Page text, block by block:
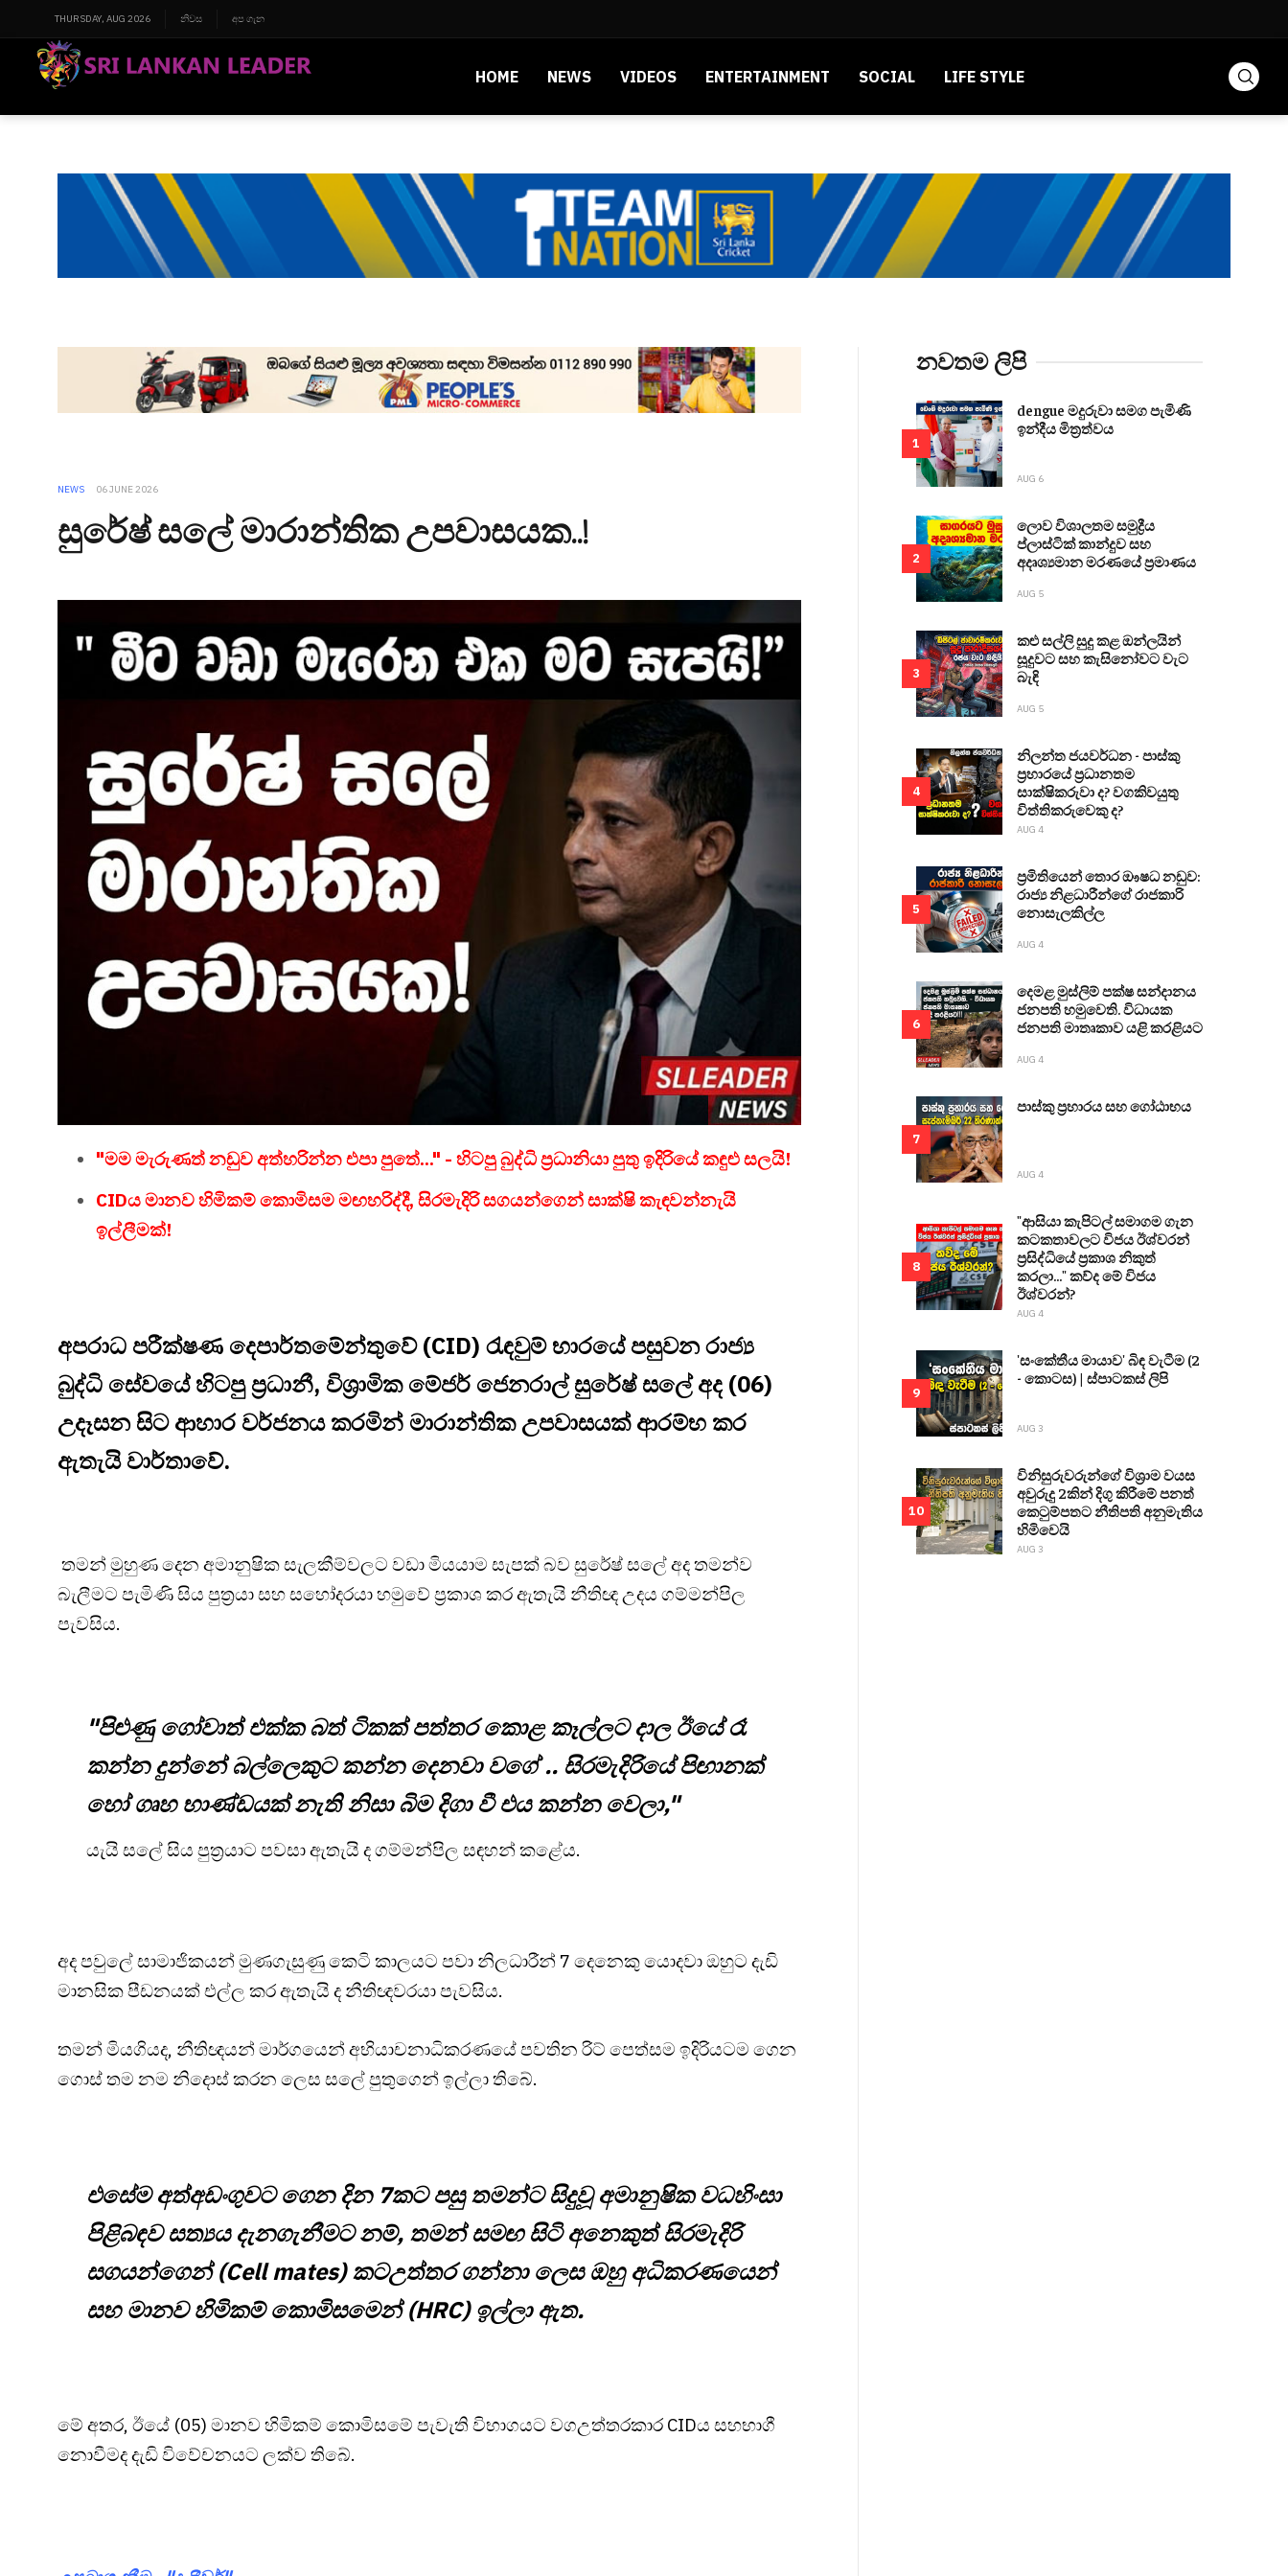
THURSDAY, AUG 2026 නිවස අප ගැන
HOME NEWS VIDEOS ENTERTAINMENT SOCIAL LIFE STYLE
NEWS 06 JUNE 2026
සුරේෂ් සලේ මාරාන්තික උපවාසයක..!
"මම මැරුණත් නඩුව අත්හරින්න එපා පුතේ..." - හිටපු බුද්ධි ප්‍රධානියා පුතු ඉදිරියේ කඳුළු සලයි!
CIDය මානව හිමිකම් කොමිසම මඟහරිද්දී, සිරමැදිරි සගයන්ගෙන් සාක්ෂි කැඳවන්නැයි
ඉල්ලීමක්!
අපරාධ පරීක්ෂණ දෙපාර්තමේන්තුවේ (CID) රැඳවුම් භාරයේ පසුවන රාජ්‍ය
බුද්ධි සේවයේ හිටපු ප්‍රධානී, විශ්‍රාමික මේජර් ජෙනරාල් සුරේෂ් සලේ අද (06)
උදෑසන සිට ආහාර වර්ජනය කරමින් මාරාන්තික උපවාසයක් ආරම්භ කර
ඇතැයි වාර්තාවේ.
තමන් මුහුණ දෙන අමානුෂික සැලකීම්වලට වඩා මියයාම සැපක් බව සුරේෂ් සලේ අද තමන්ව
බැලීමට පැමිණි සිය පුත්‍රයා සහ සහෝදරයා හමුවේ ප්‍රකාශ කර ඇතැයි නීතිඥ උදය ගම්මන්පිල
පැවසිය.
"පිළුණු ගෝවාත් එක්ක බත් ටිකක් පත්තර කොළ කෑල්ලට දාල ඊයේ රෑ
කන්න දුන්නේ බල්ලෙකුට කන්න දෙනවා වගේ .. සිරමැදිරියේ පිඟානක්
හෝ ගෘහ භාණ්ඩයක් නැති නිසා බිම දිගා වී එය කන්න වෙලා,"
යැයි සලේ සිය පුත්‍රයාට පවසා ඇතැයි ද ගම්මන්පිල සඳහන් කළේය.
අද පවුලේ සාමාජිකයන් මුණගැසුණු කෙටි කාලයට පවා නිලධාරීන් 7 දෙනෙකු යොදවා ඔහුට දැඩි
මානසික පීඩනයක් එල්ල කර ඇතැයි ද නීතිඥවරයා පැවසිය.
තමන් මියගියද, නීතිඥයන් මාර්ගයෙන් අභියාචනාධිකරණයේ පවතින රිට් පෙත්සම ඉදිරියටම ගෙන
ගොස් තම නම නිදොස් කරන ලෙස සලේ පුතුගෙන් ඉල්ලා තිබේ.
එසේම අත්අඩංගුවට ගෙන දින 7කට පසු තමන්ට සිදුවූ අමානුෂික වධහිංසා
පිළිබඳව සත්‍යය දැනගැනීමට නම්, තමන් සමඟ සිටි අනෙකුත් සිරමැදිරි
සගයන්ගෙන් (Cell mates) කටඋත්තර ගන්නා ලෙස ඔහු අධිකරණයෙන්
සහ මානව හිමිකම් කොමිසමෙන් (HRC) ඉල්ලා ඇත.
මේ අතර, ඊයේ (05) මානව හිමිකම් කොමිසමේ පැවැති විභාගයට වගඋත්තරකාර CIDය සහභාගී
නොවීමද දැඩි විවේචනයට ලක්ව තිබේ.
නවතම ලිපි
1
dengue මදුරුවා සමග පැමිණි
ඉන්දීය මිත්‍රත්වය
AUG 6
2
ලොව විශාලතම සමුද්‍රීය
ප්ලාස්ටික් කාන්දුව සහ
අදෘශ්‍යමාන මරණයේ ප්‍රමාණය
AUG 5
3
කළු සල්ලි සුදු කළ ඔන්ලයින්
සූදුවට සහ කැසිනෝවට වැට
බැඳි
AUG 5
4
නිලන්ත ජයවර්ධන - පාස්කු
ප්‍රහාරයේ ප්‍රධානතම
සාක්ෂිකරුවා ද? වගකිවයුතු
විත්තිකරුවෙකු ද?
AUG 4
5
ප්‍රමිතියෙන් තොර ඖෂධ නඩුව:
රාජ්‍ය නිළධාරීන්ගේ රාජකාරි
නොසැලකිල්ල
AUG 4
6
දෙමළ මුස්ලිම් පක්ෂ සන්දානය
ජනපති හමුවෙති. විධායක
ජනපති මාතෘකාව යළි කරළියට
AUG 4
7
පාස්කු ප්‍රහාරය සහ ගෝඨාභය
AUG 4
8
"ආසියා කැපිටල් සමාගම ගැන
කටකතාවලට විජය ඊශ්වරන්
ප්‍රසිද්ධියේ ප්‍රකාශ නිකුත්
කරලා..." කව්ද මේ විජය
ඊශ්වරන්?
AUG 4
9
'සංකේතීය මායාව' බිඳ වැටීම (2
- කොටස) | ස්පාටකස් ලිපි
AUG 3
10
විනිසුරුවරුන්ගේ විශ්‍රාම වයස
අවුරුදු 2කින් දිගු කිරීමේ පනත්
කෙටුම්පතට නීතිපති අනුමැතිය
හිමිවෙයි
AUG 3